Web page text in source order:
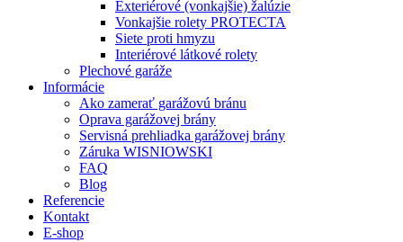
Exteriérové (vonkajšie) žalúzie
Vonkajšie rolety PROTECTA
Siete proti hmyzu
Interiérové látkové rolety
Plechové garáže
Informácie
Ako zamerať garážovú bránu
Oprava garážovej brány
Servisná prehliadka garážovej brány
Záruka WISNIOWSKI
FAQ
Blog
Referencie
Kontakt
E-shop